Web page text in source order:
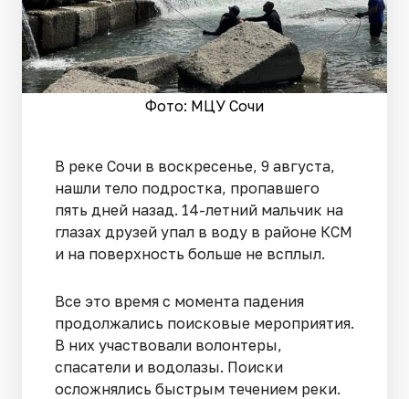
Фото: МЦУ Сочи
В реке Сочи в воскресенье, 9 августа,
нашли тело подростка, пропавшего
пять дней назад. 14-летний мальчик на
глазах друзей упал в воду в районе КСМ
и на поверхность больше не всплыл.
Все это время с момента падения
продолжались поисковые мероприятия.
В них участвовали волонтеры,
спасатели и водолазы. Поиски
осложнялись быстрым течением реки.